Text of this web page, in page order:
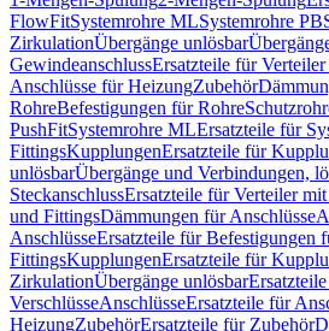
FlowFitSystemrohre MLSystemrohre PB
ZirkulationÜbergänge unlösbar
GewindeanschlussErsatzteile für
Anschlüsse für HeizungZubehör
RohreBefestigungen für Rohre
PushFitSystemrohre MLErsatzteile für
FittingsKupplungenErsatzteile für
unlösbarÜbergänge und Verbindungen,
SteckanschlussErsatzteile für Verteiler
und FittingsDämmungen für Anschlüsse
AnschlüsseErsatzteile für Befestigungen
FittingsKupplungenErsatzteile für
ZirkulationÜbergänge unlösbar
VerschlüsseAnschlüsseErsatzteile für
HeizungZubehörErsatzteile für Zubehör